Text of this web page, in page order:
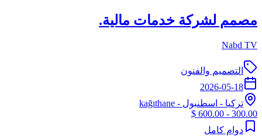
مصمم لشركة خدمات مالية.
Nabd TV
التصميم والفنون
2026-05-18
تركيا - اسطنبول - kağıthane
300.00 - 600.00 $
دوام كامل